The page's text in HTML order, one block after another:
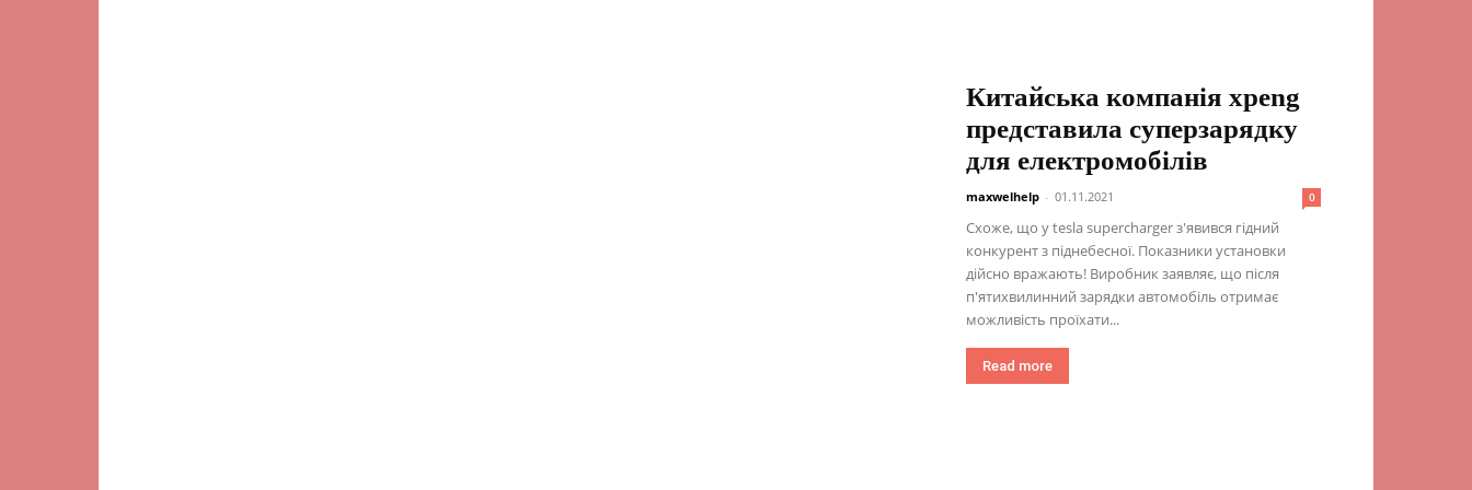
Китайська компанія xpeng
представила суперзарядку
для електромобілів
maxwelhelp - 01.11.2021 0
Схоже, що у tesla supercharger з'явився гідний
конкурент з піднебесної. Показники установки
дійсно вражають! Виробник заявляє, що після
п'ятихвилинний зарядки автомобіль отримає
можливість проїхати...
Read more